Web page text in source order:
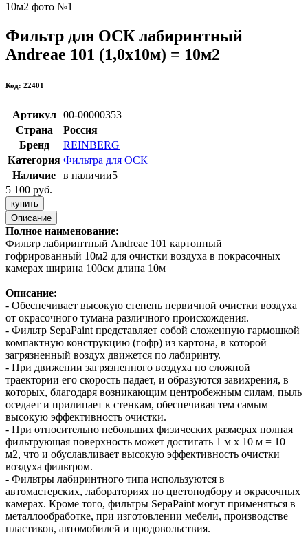
Фильтр для ОСК лабиринтный
Andreae 101 (1,0х10м) = 10м2
Код: 22401
Артикул
00-00000353
Страна
Россия
Бренд
REINBERG
Категория Фильтра для ОСК
Наличие
в наличии5
5 100 руб.
купить
Описание
Полное наименование:
Фильтр лабиринтный Andreae 101 картонный
гофрированный 10м2 для очистки воздуха в покрасочных
камерах ширина 100см длина 10м
Описание:
- Обеспечивает высокую степень первичной очистки воздуха
от окрасочного тумана различного происхождения.
- Фильтр SepaPaint представляет собой сложенную гармошкой
компактную конструкцию (гофр) из картона, в которой
загрязненный воздух движется по лабиринту.
- При движении загрязненного воздуха по сложной
траектории его скорость падает, и образуются завихрения, в
которых, благодаря возникающим центробежным силам, пыль
оседает и прилипает к стенкам, обеспечивая тем самым
высокую эффективность очистки.
- При относительно небольших физических размерах полная
фильтрующая поверхность может достигать 1 м х 10 м = 10
м2, что и обуславливает высокую эффективность очистки
воздуха фильтром.
- Фильтры лабиринтного типа используются в
автомастерских, лабораториях по цветоподбору и окрасочных
камерах. Кроме того, фильтры SepaPaint могут применяться в
металлообработке, при изготовлении мебели, производстве
пластиков, автомобилей и продовольствия.